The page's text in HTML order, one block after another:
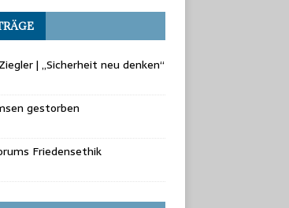
| „Sicherheit neu denken“
gestorben
Friedensethik